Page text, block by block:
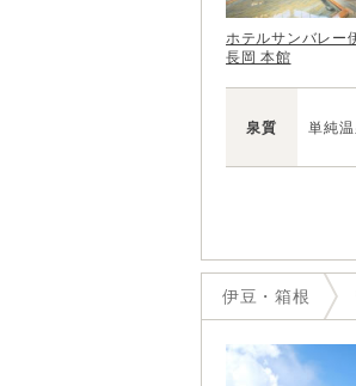
ホテルサンバレー
長岡 本館
泉質 単純温
伊豆・箱根